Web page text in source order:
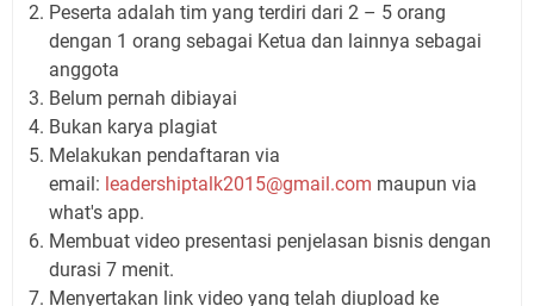
Peserta adalah tim yang terdiri dari 2 – 5 orang
dengan 1 orang sebagai Ketua dan lainnya sebagai
anggota
Belum pernah dibiayai
Bukan karya plagiat
Melakukan pendaftaran via
email: leadershiptalk2015@gmail.com maupun via
what's app.
Membuat video presentasi penjelasan bisnis dengan
durasi 7 menit.
Menyertakan link video yang telah diupload ke